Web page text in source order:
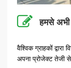
हमसे
वैश्विक ग्राहकों
अपना प्रोजेक्ट तेजी